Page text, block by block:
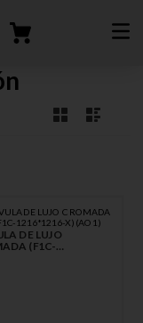
DE LUJO
(F1C-
X) (AO1)